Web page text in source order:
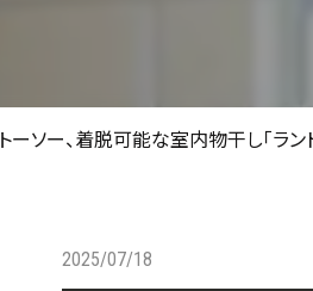
トーソー、着脱可能な室内物干し「ラン
2025/07/18